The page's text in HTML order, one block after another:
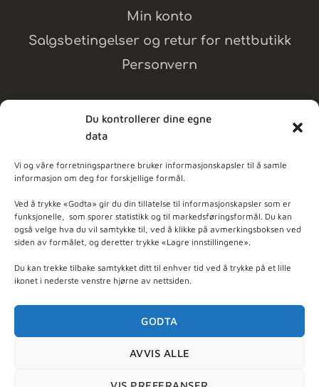
Du kontrollerer dine egne
data
Vi og våre forretningspartnere bruker informasjonskapsler til å samle
informasjon om deg for forskjellige formål.
Ved å trykke «Godta» gir du din tillatelse til informasjonskapsler som er
funksjonelle, som sporer statistikk og til markedsføringsformål. Du kan
også velge hva du vil samtykke til, ved å klikke på avmerkingsboksen ved
siden av formålet, og deretter trykke «Lagre innstillingene».
Du kan trekke tilbake samtykket ditt til enhver tid ved å trykke på et lille
ikonet i nederste venstre hjørne av nettsiden.
GODTA
AVVIS ALLE
Min konto
Salgsbetingelser og retur for nettbutikk
Personvern
- Basert på103anmeldelser